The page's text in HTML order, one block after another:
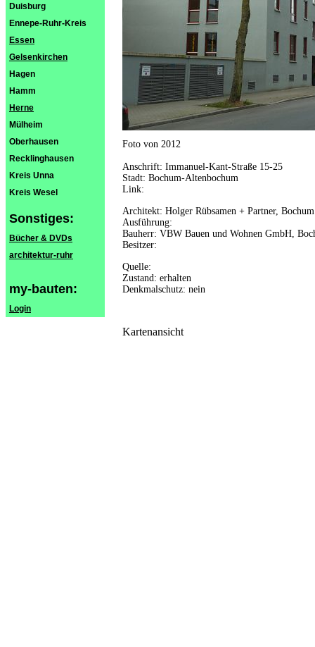
Duisburg
Ennepe-Ruhr-Kreis
Essen
Gelsenkirchen
Hagen
Hamm
Herne
Mülheim
Oberhausen
Recklinghausen
Kreis Unna
Kreis Wesel
Sonstiges:
Bücher & DVDs
architektur-ruhr
my-bauten:
Login
Foto von 2012
Anschrift: Immanuel-Kant-Straße 15-25
Stadt: Bochum-Altenbochum
Link:
Architekt: Holger Rübsamen + Partner, Bochum
Ausführung:
Bauherr: VBW Bauen und Wohnen GmbH,
Besitzer:
Quelle:
Zustand: erhalten
Denkmalschutz: nein
Kartenansicht